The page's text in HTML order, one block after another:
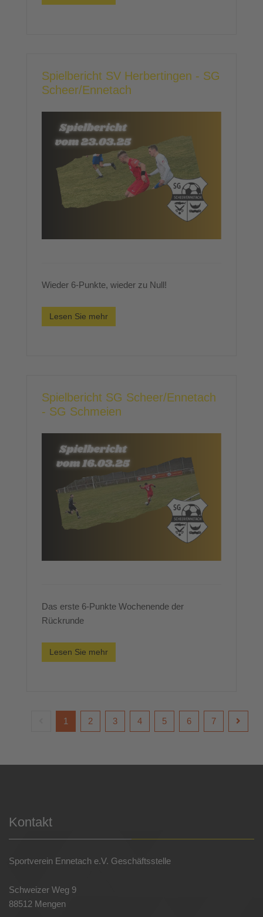
Spielbericht SV Herbertingen - SG
Scheer/Ennetach
Wieder 6-Punkte, wieder zu Null!
Lesen Sie mehr
Spielbericht SG Scheer/Ennetach
- SG Schmeien
Das erste 6-Punkte Wochenende der
Rückrunde
Lesen Sie mehr
1 2 3 4 5 6 7
Kontakt
Sportverein Ennetach e.V. Geschäftsstelle
Schweizer Weg 9
88512 Mengen